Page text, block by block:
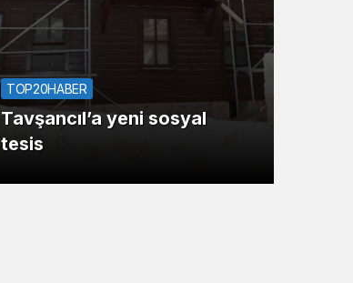
TOP20HABER
Tavşancıl’a yeni sosyal
tesis